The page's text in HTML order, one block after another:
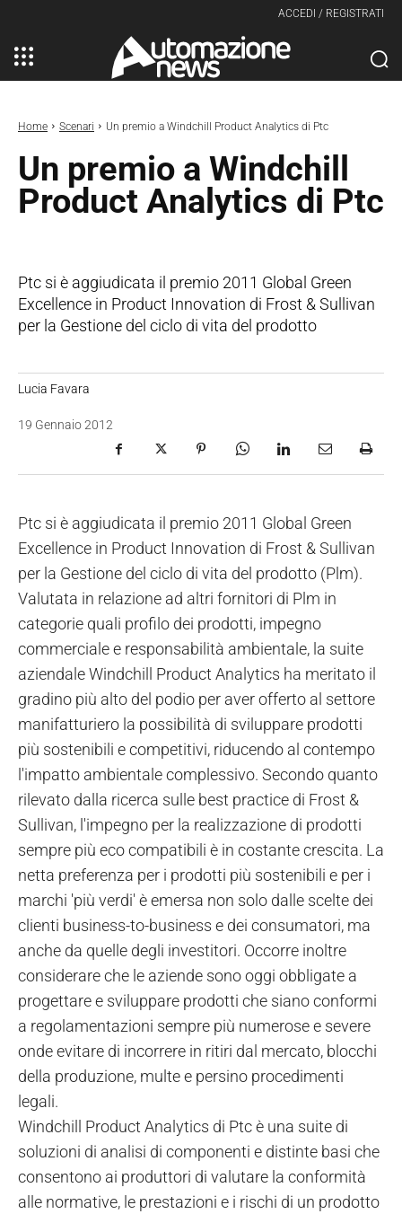
ACCEDI / REGISTRATI
Home Scenari Un premio a Windchill Product Analytics di Ptc
Un premio a Windchill
Product Analytics di Ptc
Ptc si è aggiudicata il premio 2011 Global Green
Excellence in Product Innovation di Frost & Sullivan
per la Gestione del ciclo di vita del prodotto
Lucia Favara
19 Gennaio 2012
Ptc si è aggiudicata il premio 2011 Global Green
Excellence in Product Innovation di Frost & Sullivan
per la Gestione del ciclo di vita del prodotto (Plm).
Valutata in relazione ad altri fornitori di Plm in
categorie quali profilo dei prodotti, impegno
commerciale e responsabilità ambientale, la suite
aziendale Windchill Product Analytics ha meritato il
gradino più alto del podio per aver offerto al settore
manifatturiero la possibilità di sviluppare prodotti
più sostenibili e competitivi, riducendo al contempo
l'impatto ambientale complessivo. Secondo quanto
rilevato dalla ricerca sulle best practice di Frost &
Sullivan, l'impegno per la realizzazione di prodotti
sempre più eco compatibili è in costante crescita. La
netta preferenza per i prodotti più sostenibili e per i
marchi 'più verdi' è emersa non solo dalle scelte dei
clienti business-to-business e dei consumatori, ma
anche da quelle degli investitori. Occorre inoltre
considerare che le aziende sono oggi obbligate a
progettare e sviluppare prodotti che siano conformi
a regolamentazioni sempre più numerose e severe
onde evitare di incorrere in ritiri dal mercato, blocchi
della produzione, multe e persino procedimenti
legali.
Windchill Product Analytics di Ptc è una suite di
soluzioni di analisi di componenti e distinte basi che
consentono ai produttori di valutare la conformità
alle normative, le prestazioni e i rischi di un prodotto